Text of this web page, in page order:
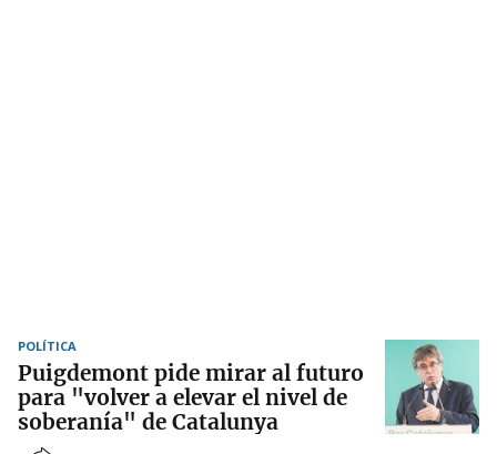
POLÍTICA
Puigdemont pide mirar al futuro
para "volver a elevar el nivel de
soberanía" de Catalunya